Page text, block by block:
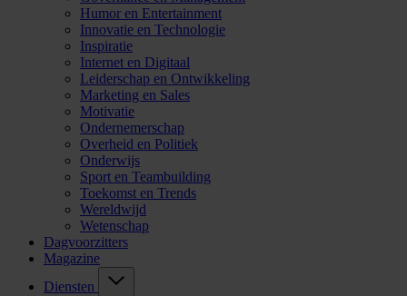
Humor en Entertainment
Innovatie en Technologie
Inspiratie
Internet en Digitaal
Leiderschap en Ontwikkeling
Marketing en Sales
Motivatie
Ondernemerschap
Overheid en Politiek
Onderwijs
Sport en Teambuilding
Toekomst en Trends
Wereldwijd
Wetenschap
Dagvoorzitters
Magazine
Diensten